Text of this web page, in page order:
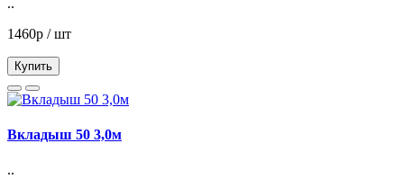
1460р / шт
Купить
Вкладыш 50 3,0м
..